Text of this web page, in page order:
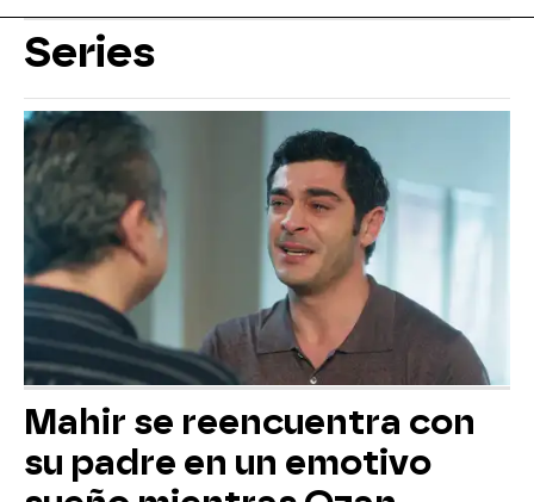
Series
Mahir se reencuentra con
su padre en un emotivo